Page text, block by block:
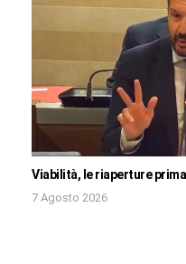
Viabilità, le riaperture
7 Agosto 2026